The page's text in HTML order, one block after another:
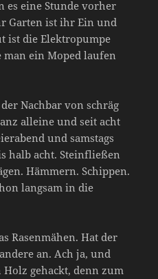
es eine Stunde vorher
Garten ist ihr Ein und
ist die Elektropumpe
man ein Moped laufen
Nachbar von schräg
alleine und seit acht
und samstags
halb acht. Steinfließen
Hämmern. Schippen.
langsam in die
Rasenmähen. Hat der
an. Ach ja, und
gehackt, denn zum